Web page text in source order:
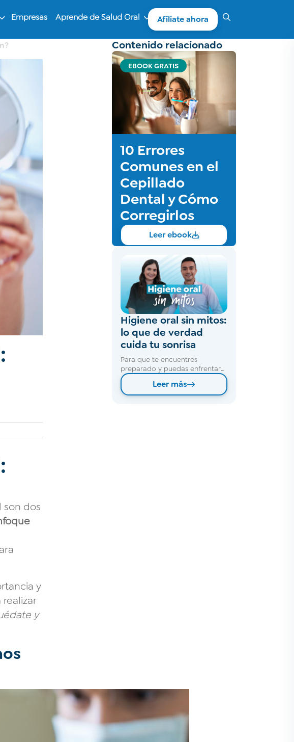
Empresas Aprende de Salud Oral Afíliate ahora
dos
y
y
Contenido relacionado
EBOOK GRATIS
10 Errores
Comunes en el
Cepillado
Dental y Cómo
Corregirlos
Leer ebook
Higiene oral sin mitos:
lo que de verdad
cuida tu sonrisa
Para que te encuentres
preparado y puedas enfrentar
alguno de estos escenarios, es
fundamental que cuentes con
un seguro confiable que te
Leer más